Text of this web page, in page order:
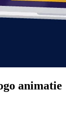
animatie